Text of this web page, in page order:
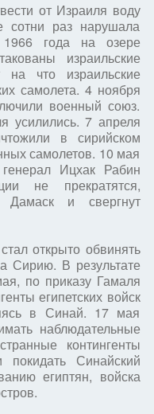
от Израиля воду
сотни раз нарушала
года на озере
израильские
на что израильские
самолета. 4 ноября
военный союз.
усилились. 7 апреля
в сирийском
самолетов. 10 мая
Ицхак Рабин
не прекратятся,
Дамаск и свергнут
открыто обвинять
Сирию. В результате
по приказу Гамаля
египетских войск
в Синай. 17 мая
наблюдательные
контингенты
Синайский
египтян, войска